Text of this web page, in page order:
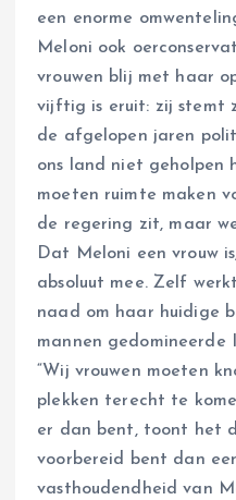
een enorme
Meloni ook
vrouwen blij met haar
vijftig is eruit: zij stemt
de afgelopen jaren
ons land niet geholpen
moeten ruimte maken
de regering zit, maar
Dat Meloni een vrouw
absoluut mee. Zelf
naad om haar huidige
mannen
“Wij vrouwen moeten
plekken terecht te
er dan bent, toont het
voorbereid bent dan
vasthoudendheid van